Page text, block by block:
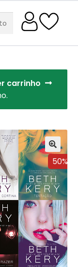
carrinho
50%